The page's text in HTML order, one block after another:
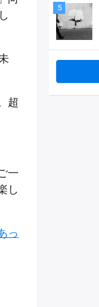
超
一
し
っ
5